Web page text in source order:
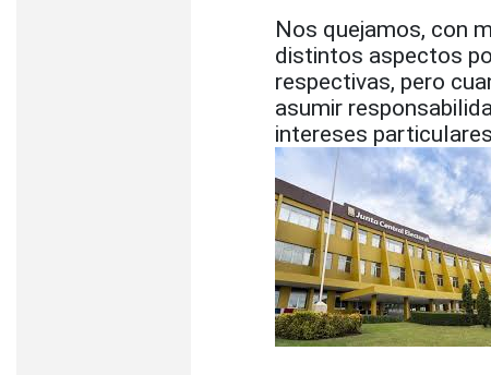
Nos quejamos, con
distintos aspectos
respectivas, pero
asumir
intereses